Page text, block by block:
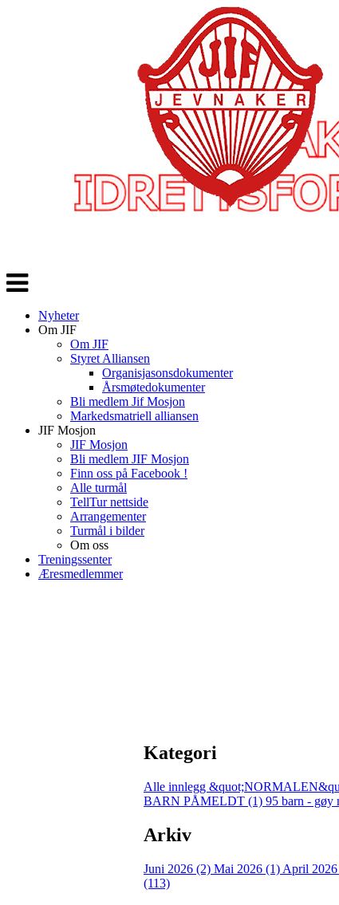
Veksle
navigasjon
Nyheter
Om JIF
Om JIF
Styret Alliansen
Organisjasonsdokumenter
Årsmøtedokumenter
Bli medlem Jif Mosjon
Markedsmatriell alliansen
JIF Mosjon
JIF Mosjon
Bli medlem JIF Mosjon
Finn oss på Facebook !
Alle turmål
TellTur nettside
Arrangementer
Turmål i bilder
Om oss
Treningssenter
Æresmedlemmer
Kategori
Alle innlegg
BARN PÅMELDT (1) 95 barn - gøy
Arkiv
Juni 2026 (2) Mai 2026 (1) April
(113)